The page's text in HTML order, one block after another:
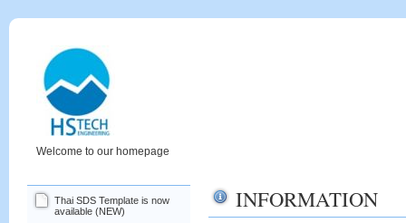
Welcome to our homepage
INFORMATION
Thai SDS Template is now
available (NEW)